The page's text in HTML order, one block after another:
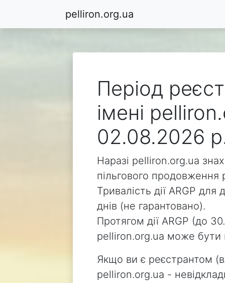
pelliron.org.ua
Період
імені
02.08.2026
Наразі pelliron.org.ua
пільгового продовження
Тривалість дії ARGP
днів (не гарантовано).
Протягом дії ARGP (до
pelliron.org.ua може бути
Якщо ви є реєстрантом
pelliron.org.ua -